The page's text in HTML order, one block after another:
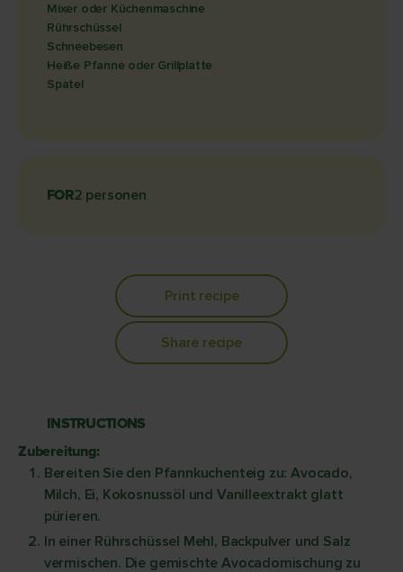
Mixer oder Küchenmaschine
Rührschüssel
Schneebesen
Heiße Pfanne oder Grillplatte
Spatel
FOR2 personen
Print recipe
Share recipe
INSTRUCTIONS
Zubereitung:
Bereiten Sie den Pfannkuchenteig zu: Avocado,
Milch, Ei, Kokosnussöl und Vanilleextrakt glatt
pürieren.
In einer Rührschüssel Mehl, Backpulver und Salz
vermischen. Die gemischte Avocadomischung zu